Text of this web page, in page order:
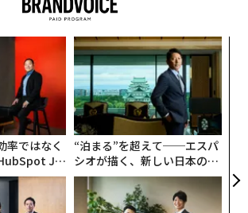
率ではなく
Ja
Better」
“泊まる”を超えて──エスパ
シオが描く、新しい日本のラ
グジュアリー（前編）